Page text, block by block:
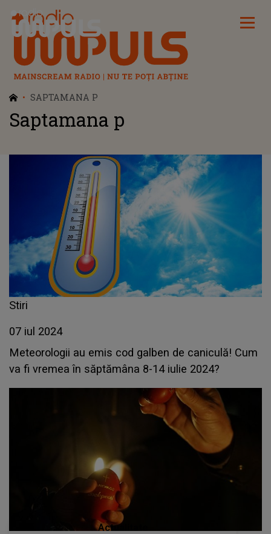
Radio Impuls
SAPTAMANA P
Saptamana p
Stiri
07 iul 2024
Meteorologii au emis cod galben de caniculă! Cum
va fi vremea în săptămâna 8-14 iulie 2024?
Actualitate